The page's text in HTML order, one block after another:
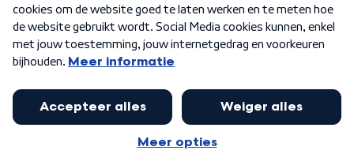
Algemene voorwaarden